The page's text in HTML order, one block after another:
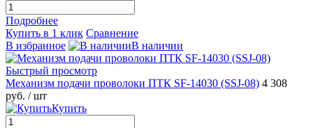
Подробнее
Купить в 1 клик Сравнение
В избранное
В наличии
Быстрый просмотр
Механизм подачи проволоки ПТК SF-14030 (SSJ-08) 4 308
руб. / шт
Купить